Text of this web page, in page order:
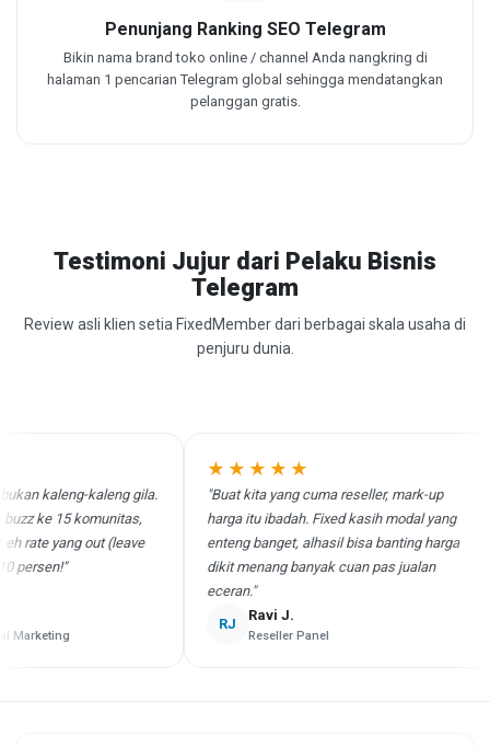
Penunjang Ranking SEO Telegram
Bikin nama brand toko online / channel Anda nangkring di
halaman 1 pencarian Telegram global sehingga mendatangkan
pelanggan gratis.
Testimoni Jujur dari Pelaku Bisnis
Telegram
Review asli klien setia FixedMember dari berbagai skala usaha di
penjuru dunia.
kaleng-kaleng gila.
ke 15 komunitas,
yang out (leave
★★★★★
"Buat kita yang cuma reseller, mark-up
harga itu ibadah. Fixed kasih modal yang
enteng banget, alhasil bisa banting harga
dikit menang banyak cuan pas jualan
eceran."
Ravi J.
Reseller Panel